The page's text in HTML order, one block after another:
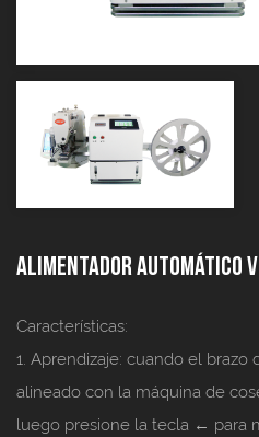
Alimentador Automático
Características:
1. Aprendizaje: cuando el
alineado con la máquina de
luego presione la tecla ← para